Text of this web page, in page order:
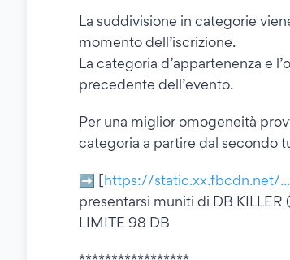
La suddivisione in categorie
momento dell’iscrizione.
La categoria d’appartenenza e
precedente dell’evento.
Per una miglior omogeneità
categoria a partire dal secondo
➡ [https://static.xx.fbcdn.net/
presentarsi muniti di DB
LIMITE 98 DB